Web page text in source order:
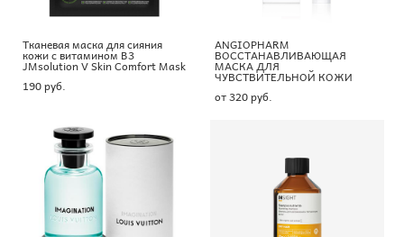
Тканевая маска для сияния
кожи с витамином B3
JMsolution V Skin Comfort Mask
190 pуб.
ANGIOPHARM
ВОССТАНАВЛИВАЮЩАЯ
МАСКА ДЛЯ
ЧУВСТВИТЕЛЬНОЙ КОЖИ
от 320 pуб.